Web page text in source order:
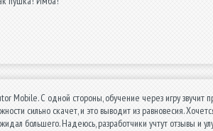
Mobile. С одной стороны, обучение через игру
сильно скачет, и это выводит из равновесия.
большего. Надеюсь, разработчики учтут отзывы и